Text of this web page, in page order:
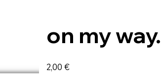
on my way.
Preis
2,00 €